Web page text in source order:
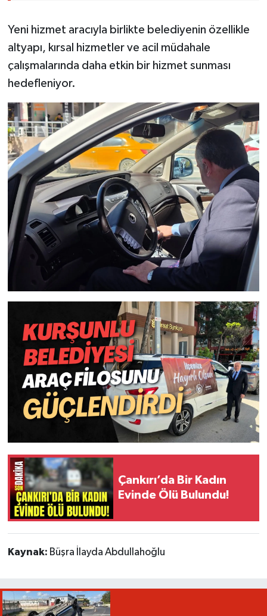
Yeni hizmet aracıyla birlikte belediyenin özellikle
altyapı, kırsal hizmetler ve acil müdahale
çalışmalarında daha etkin bir hizmet sunması
hedefleniyor.
Çankırı’da Bir Kadın
Evinde Ölü Bulundu!
Kaynak: Büşra İlayda Abdullahoğlu